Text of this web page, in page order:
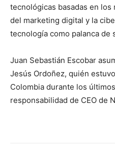
tecnológicas basadas en los
del marketing digital y la
tecnología como palanca de
Juan Sebastián Escobar
Jesús Ordoñez, quién
Colombia durante los
responsabilidad de CEO de